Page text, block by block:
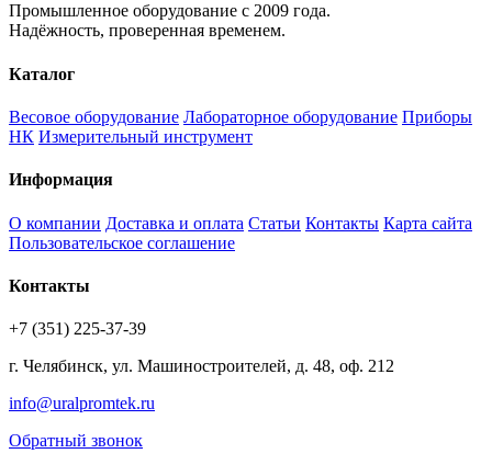
Промышленное оборудование с 2009 года.
Надёжность, проверенная временем.
Каталог
Весовое оборудование Лабораторное оборудование Приборы
НК Измерительный инструмент
Информация
О компании Доставка и оплата Статьи Контакты Карта сайта
Пользовательское соглашение
Контакты
+7 (351) 225-37-39
г. Челябинск, ул. Машиностроителей, д. 48, оф. 212
info@uralpromtek.ru
Обратный звонок